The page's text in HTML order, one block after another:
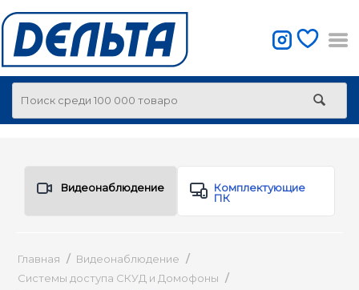
Видеонаблюдение
Комплектующие
ПК
Главная / Видеонаблюдение /
Системы доступа СКУД и Домофоны /